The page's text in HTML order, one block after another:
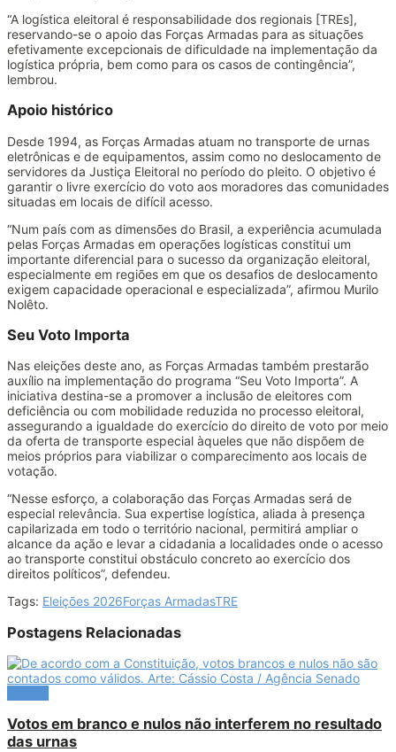
“A logística eleitoral é responsabilidade dos regionais [TREs],
reservando-se o apoio das Forças Armadas para as situações
efetivamente excepcionais de dificuldade na implementação da
logística própria, bem como para os casos de contingência”,
lembrou.
Apoio histórico
Desde 1994, as Forças Armadas atuam no transporte de urnas
eletrônicas e de equipamentos, assim como no deslocamento de
servidores da Justiça Eleitoral no período do pleito. O objetivo é
garantir o livre exercício do voto aos moradores das comunidades
situadas em locais de difícil acesso.
“Num país com as dimensões do Brasil, a experiência acumulada
pelas Forças Armadas em operações logísticas constitui um
importante diferencial para o sucesso da organização eleitoral,
especialmente em regiões em que os desafios de deslocamento
exigem capacidade operacional e especializada”, afirmou Murilo
Nolêto.
Seu Voto Importa
Nas eleições deste ano, as Forças Armadas também prestarão
auxílio na implementação do programa “Seu Voto Importa”. A
iniciativa destina-se a promover a inclusão de eleitores com
deficiência ou com mobilidade reduzida no processo eleitoral,
assegurando a igualdade do exercício do direito de voto por meio
da oferta de transporte especial àqueles que não dispõem de
meios próprios para viabilizar o comparecimento aos locais de
votação.
“Nesse esforço, a colaboração das Forças Armadas será de
especial relevância. Sua expertise logística, aliada à presença
capilarizada em todo o território nacional, permitirá ampliar o
alcance da ação e levar a cidadania a localidades onde o acesso
ao transporte constitui obstáculo concreto ao exercício dos
direitos políticos”, defendeu.
Tags: Eleições 2026Forças ArmadasTRE
Postagens Relacionadas
Votos em branco e nulos não interferem no resultado
das urnas